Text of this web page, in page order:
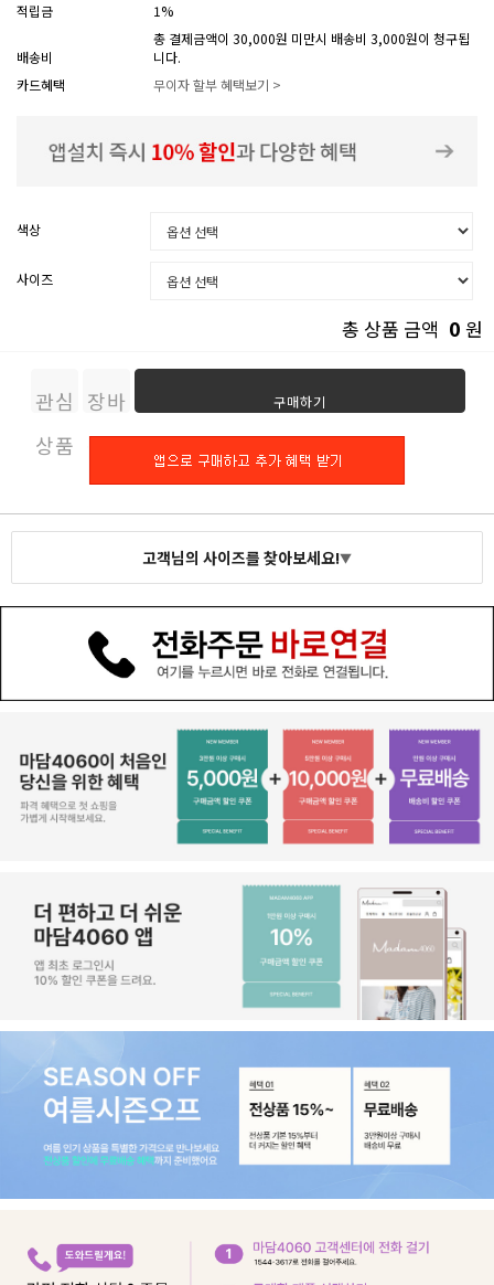
적립금 1%
배송비
총 결제금액이 30,000원 미만시 배송비 3,000원이 청구됩
니다.
카드혜택
무이자 할부 혜택보기 >
색상
사이즈
총 상품 금액 0 원
관심
상품
장바
구니
구매하기
고객님의 사이즈를 찾아보세요!▼